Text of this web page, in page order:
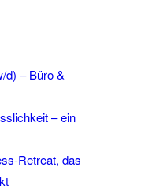
d) – Büro &
– ein
Retreat, das